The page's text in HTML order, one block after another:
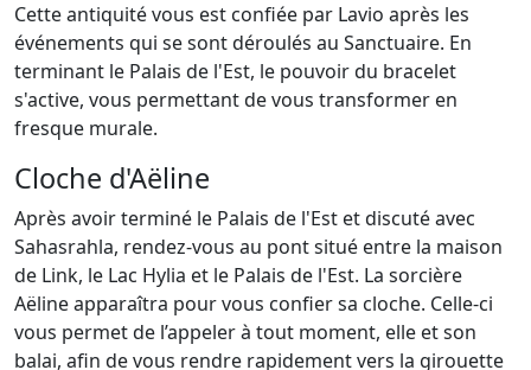
Cette antiquité vous est confiée par Lavio après les
événements qui se sont déroulés au Sanctuaire. En
terminant le Palais de l'Est, le pouvoir du bracelet
s'active, vous permettant de vous transformer en
fresque murale.
Cloche d'Aëline
Après avoir terminé le Palais de l'Est et discuté avec
Sahasrahla, rendez-vous au pont situé entre la maison
de Link, le Lac Hylia et le Palais de l'Est. La sorcière
Aëline apparaîtra pour vous confier sa cloche. Celle-ci
vous permet de l’appeler à tout moment, elle et son
balai, afin de vous rendre rapidement vers la girouette